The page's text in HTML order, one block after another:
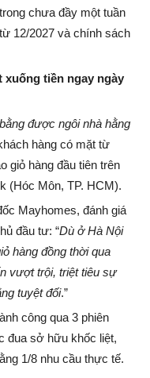
chưa đầy một tuần
12/2027 và chính sách
xuống tiền ngay ngày
được ngôi nhà hằng
hàng có mặt từ
giỏ hàng đầu tiên trên
(Hóc Môn, TP. HCM).
Mayhomes, đánh giá
đầu tư: “Dù ở Hà Nội
hàng đồng thời qua
vượt trội, triệt tiêu sự
tuyệt đối.”
công qua 3 phiên
đua sở hữu khốc liệt,
1/8 nhu cầu thực tế.